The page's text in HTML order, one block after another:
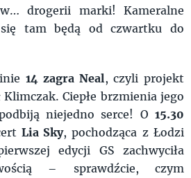
drogerii marki! Kameralne
tam będą od czwartku do
14 zagra Neal, czyli projekt
Ciepłe brzmienia jego
niejedno serce! O 15.30
Lia Sky, pochodząca z Łodzi
edycji GS zachwyciła
– sprawdźcie, czym